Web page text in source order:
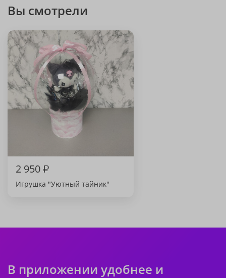
Вы смотрели
2 950₽
Игрушка "Уютный тайник"
В приложении удобнее и